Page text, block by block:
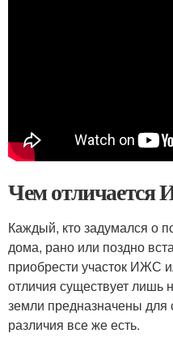
Чем
Каждый, кто задумался о
дома, рано или поздно
приобрести участок ИЖС
отличия существует лишь
земли предназначены для
различия все же есть.